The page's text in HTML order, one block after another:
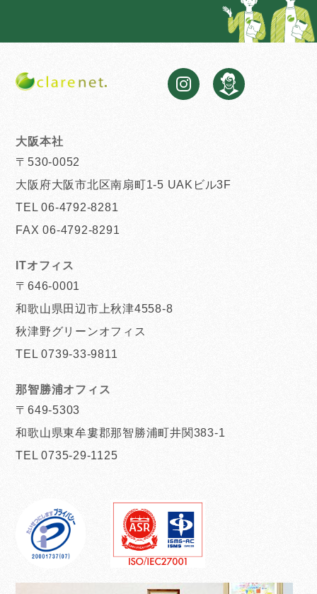
大阪本社
〒530-0052
大阪府大阪市北区南扇町1-5 UAKビル3F
TEL 06-4792-8281
FAX 06-4792-8291
ITオフィス
〒646-0001
和歌山県田辺市上秋津4558-8
秋津野グリーンオフィス
TEL 0739-33-9811
那智勝浦オフィス
〒649-5303
和歌山県東牟婁郡那智勝浦町井関383-1
TEL 0735-29-1125